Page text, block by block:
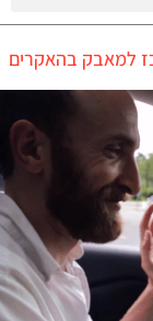
למאבק בהאקרים